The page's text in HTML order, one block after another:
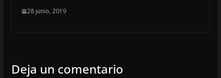
28 junio, 2019
Deja un comentario